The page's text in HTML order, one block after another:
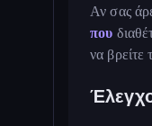
Αν σας
που
να βρείτε